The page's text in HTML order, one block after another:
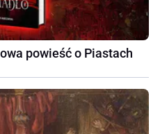
powieść o Piastach